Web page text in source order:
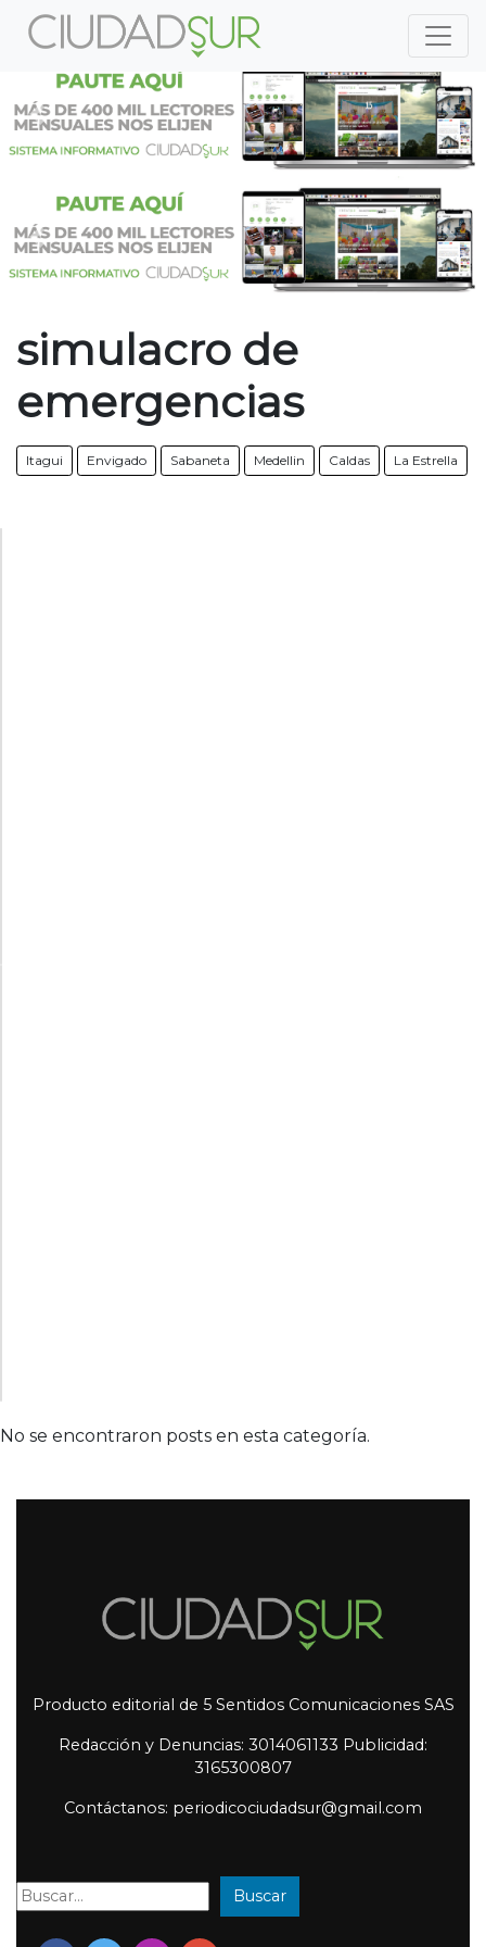
Previous
Previous
simulacro de
emergencias
Itagui Envigado Sabaneta Medellin Caldas La Estrella
No se encontraron posts en esta categoría.
Producto editorial de 5 Sentidos Comunicaciones SAS
Redacción y Denuncias: 3014061133 Publicidad:
3165300807
Contáctanos: periodicociudadsur@gmail.com
Buscar: Buscar